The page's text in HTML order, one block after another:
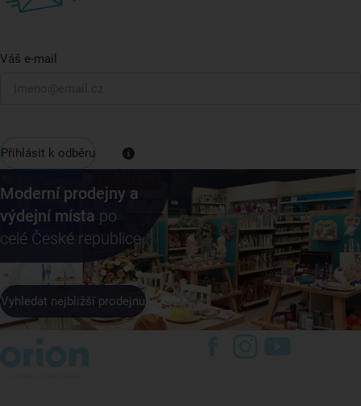
Váš e-mail
Přihlásit k odběru
Moderní prodejny a
výdejní místa po
celé České republice
Vyhledat nejbližší prodejnu